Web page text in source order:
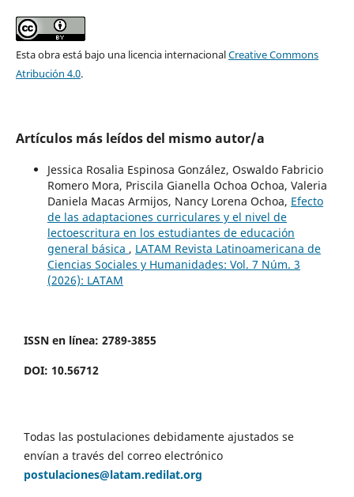
Esta obra está bajo una licencia internacionalCreative Commons
Atribución 4.0.
Artículos más leídos del mismo autor/a
Jessica Rosalia Espinosa González, Oswaldo Fabricio
Romero Mora, Priscila Gianella Ochoa Ochoa, Valeria
Daniela Macas Armijos, Nancy Lorena Ochoa, Efecto
de las adaptaciones curriculares y el nivel de
lectoescritura en los estudiantes de educación
general básica , LATAM Revista Latinoamericana de
Ciencias Sociales y Humanidades: Vol. 7 Núm. 3
(2026): LATAM
ISSN en línea: 2789-3855
DOI: 10.56712
Todas las postulaciones debidamente ajustados se
envían a través del correo electrónico
postulaciones@latam.redilat.org